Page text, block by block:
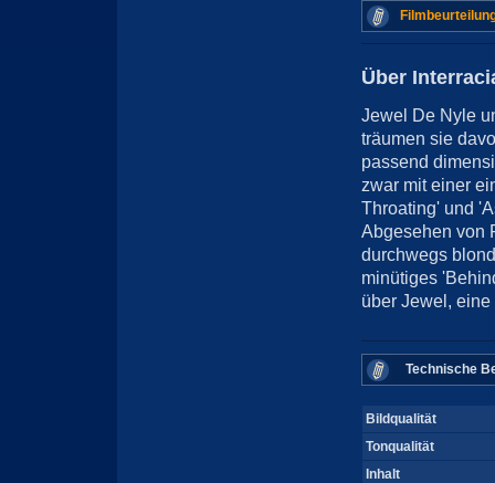
Über
Jewel De Nyle
träumen sie
passend
zwar mit einer
Throating' und
Abgesehen von
durchwegs
minütiges
über Jewel,
Technische
Bildqualität
Tonqualität
Inhalt